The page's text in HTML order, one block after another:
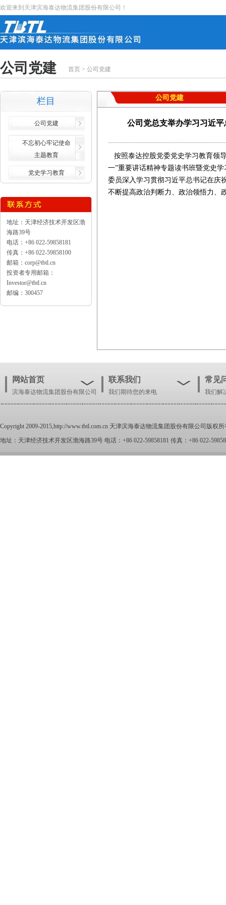
欢迎来到天津滨海泰达物流集团股份有限公司！
公司党建 首页 > 公司党建
栏目
公司党建
不忘初心牢记使命
主题教育
党史学习教育
地址：天津经济技术开发区渤
海路39号
电话：+86 022-59858181
传真：+86 022-59858100
邮箱：corp@tbtl.cn
投资者专用邮箱：
Investor@tbtl.cn
邮编：300457
公司党建
公司党总支举办学习习近
按照泰达控股党委党史学习教育领
一”重要讲话精神专题读书班暨党史
委员深入学习贯彻习近平总书记在庆
不断提高政治判断力、政治领悟力、
网站首页
滨海泰达物流集团股份有限公司
联系我们
我们期待您的来电
常见
我们解
Copyright 2009-2015,http://www.tbtl.com.cn 天津滨海泰达物流集团股份有限公司版权
地址：天津经济技术开发区渤海路39号 电话：+86 022-59858181 传真：+86 022-